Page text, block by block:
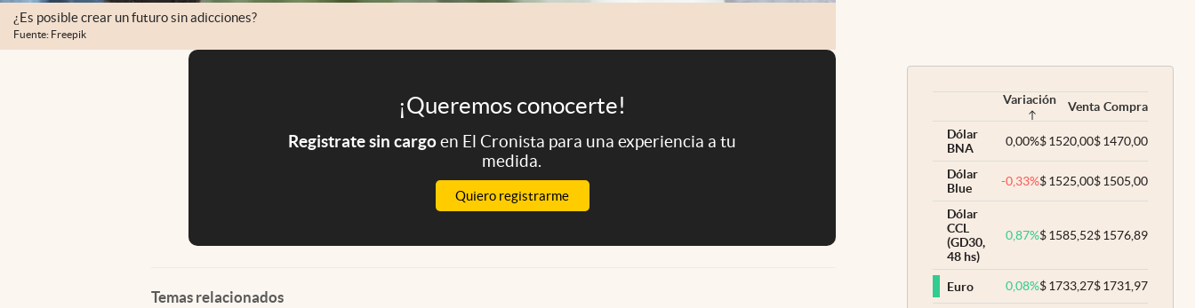
¿Es posible crear un futuro sin adicciones?
Fuente: Freepik
¡Queremos conocerte!
Registrate sin cargoen El Cronista para una experiencia a tu
medida.
Quiero registrarme
Temas relacionados
Variación Venta Compra
Dólar
BNA
0,00%$1520,00$1470,00
Dólar
Blue
-0,33%$1525,00$1505,00
Dólar
CCL
(GD30,
48 hs)
0,87%$1585,52$1576,89
Euro 0,08%$1733,27$1731,97